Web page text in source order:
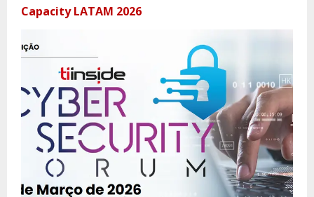
Capacity LATAM 2026